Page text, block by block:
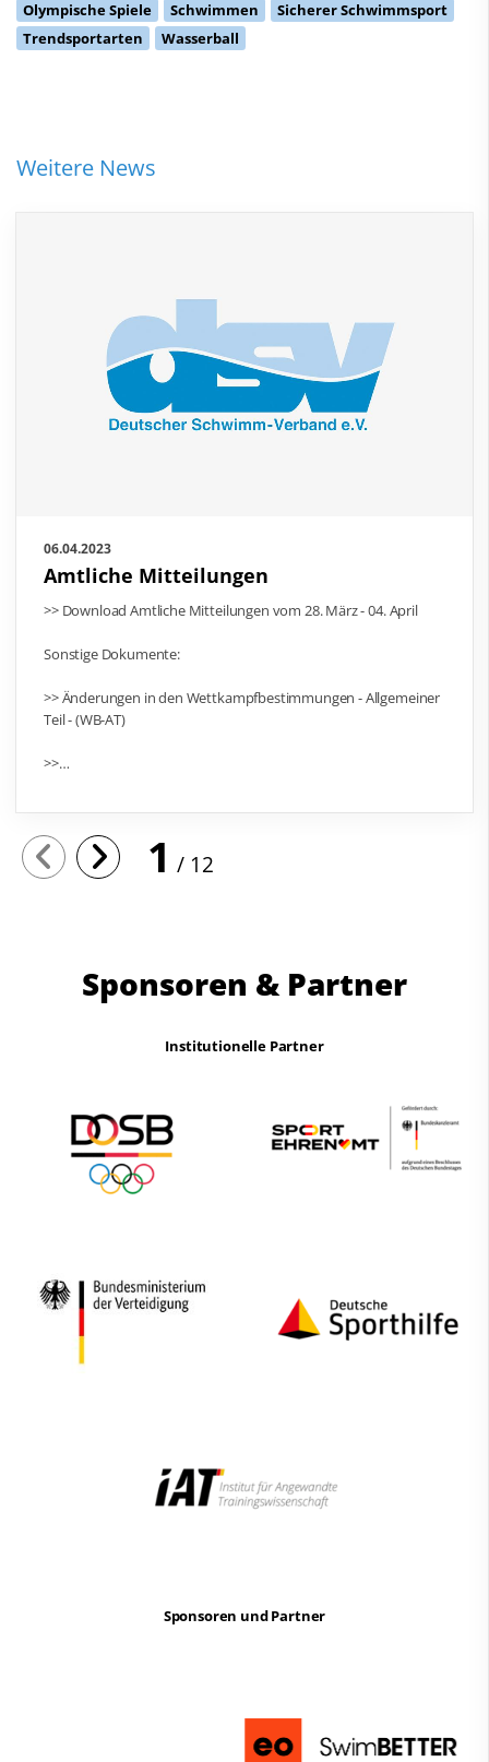
Olympische Spiele Schwimmen
Sicherer Schwimmsport
Trendsportarten
Wasserball
Weitere News
06.04.2023
Amtliche Mitteilungen
>> Download Amtliche Mitteilungen vom 28. März - 04. April
Sonstige Dokumente:
>> Änderungen in den Wettkampfbestimmungen - Allgemeiner
Teil - (WB-AT)
>>…
1 12
Sponsoren & Partner
Institutionelle Partner
Sponsoren und Partner